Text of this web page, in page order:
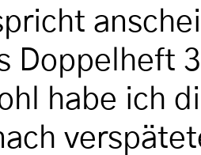
Doppelheft
habe ich